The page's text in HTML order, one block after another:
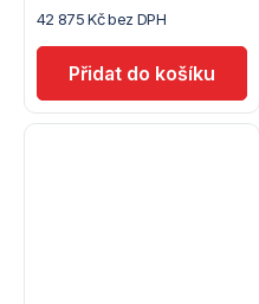
42 875 Kč bez DPH